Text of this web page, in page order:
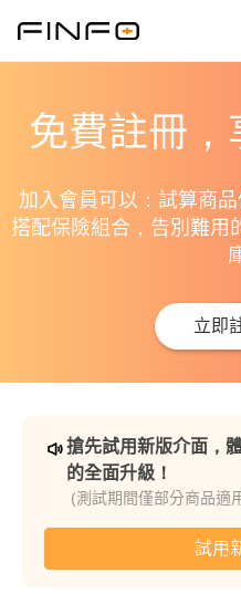
免費註冊
加入會員可以：試算商
搭配保險組合，告別難用
立即
搶先試用新版介面，
的全面升級！
(測試期間僅部分商品適
試用